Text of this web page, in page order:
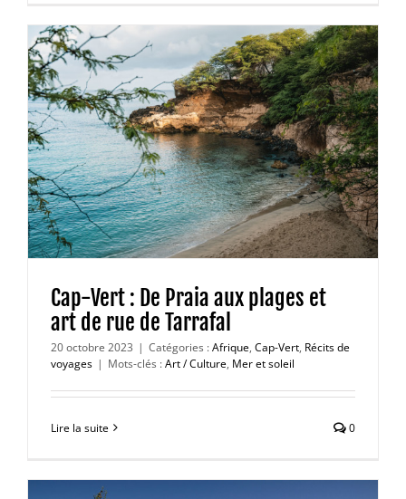
Cap-Vert : De Praia aux plages et
art de rue de Tarrafal
20 octobre 2023 | Catégories :Afrique, Cap-Vert, Récits de
voyages | Mots-clés :Art / Culture, Mer et soleil
Lire la suite 0